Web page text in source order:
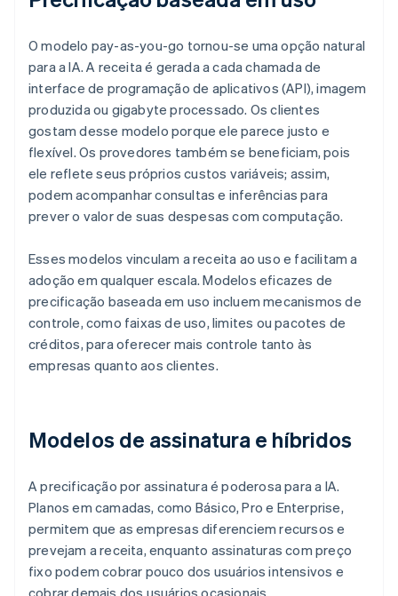
O modelo pay-as-you-go tornou-se uma opção natural
para a IA. A receita é gerada a cada chamada de
interface de programação de aplicativos (API), imagem
produzida ou gigabyte processado. Os clientes
gostam desse modelo porque ele parece justo e
flexível. Os provedores também se beneficiam, pois
ele reflete seus próprios custos variáveis; assim,
podem acompanhar consultas e inferências para
prever o valor de suas despesas com computação.
Esses modelos vinculam a receita ao uso e facilitam a
adoção em qualquer escala. Modelos eficazes de
precificação baseada em uso incluem mecanismos de
controle, como faixas de uso, limites ou pacotes de
créditos, para oferecer mais controle tanto às
empresas quanto aos clientes.
Modelos de assinatura e híbridos
A precificação por assinatura é poderosa para a IA.
Planos em camadas, como Básico, Pro e Enterprise,
permitem que as empresas diferenciem recursos e
prevejam a receita, enquanto assinaturas com preço
fixo podem cobrar pouco dos usuários intensivos e